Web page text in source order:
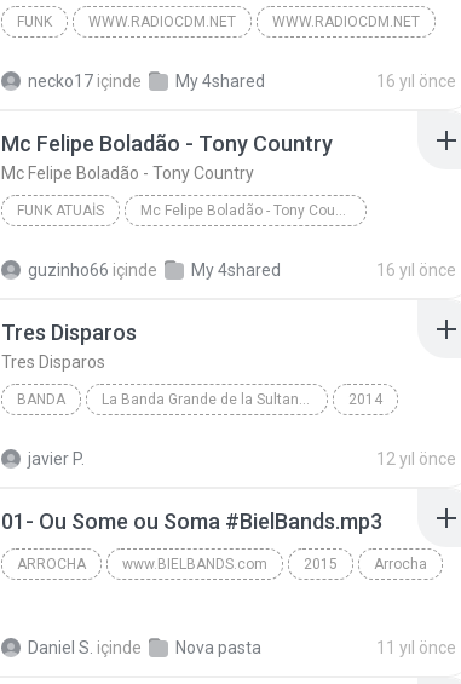
FUNK WWW.RADIOCDM.NET WWW.RADIOCDM.NET
necko17 içinde My 4shared 16 yıl önce
Mc Felipe Boladão - Tony Country
Mc Felipe Boladão - Tony Country
FUNK ATUAIS Mc Felipe Boladão - Tony Country
guzinho66 içinde My 4shared 16 yıl önce
Tres Disparos
Tres Disparos
BANDA La Banda Grande de la Sultana del Norte 2014
javier P. 12 yıl önce
01- Ou Some ou Soma #BielBands.mp3
ARROCHA www.BIELBANDS.com 2015 Arrocha
Daniel S. içinde Nova pasta 11 yıl önce